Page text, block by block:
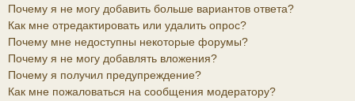
Почему я не могу добавить больше вариантов ответа?
Как мне отредактировать или удалить опрос?
Почему мне недоступны некоторые форумы?
Почему я не могу добавлять вложения?
Почему я получил предупреждение?
Как мне пожаловаться на сообщения модератору?